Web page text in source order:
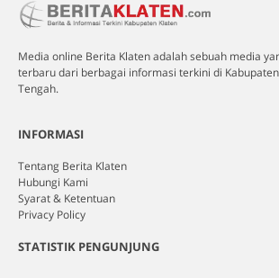
Media online Berita Klaten adalah sebuah media
terbaru dari berbagai informasi terkini di Kabupaten
Tengah.
INFORMASI
Tentang Berita Klaten
Hubungi Kami
Syarat & Ketentuan
Privacy Policy
STATISTIK PENGUNJUNG